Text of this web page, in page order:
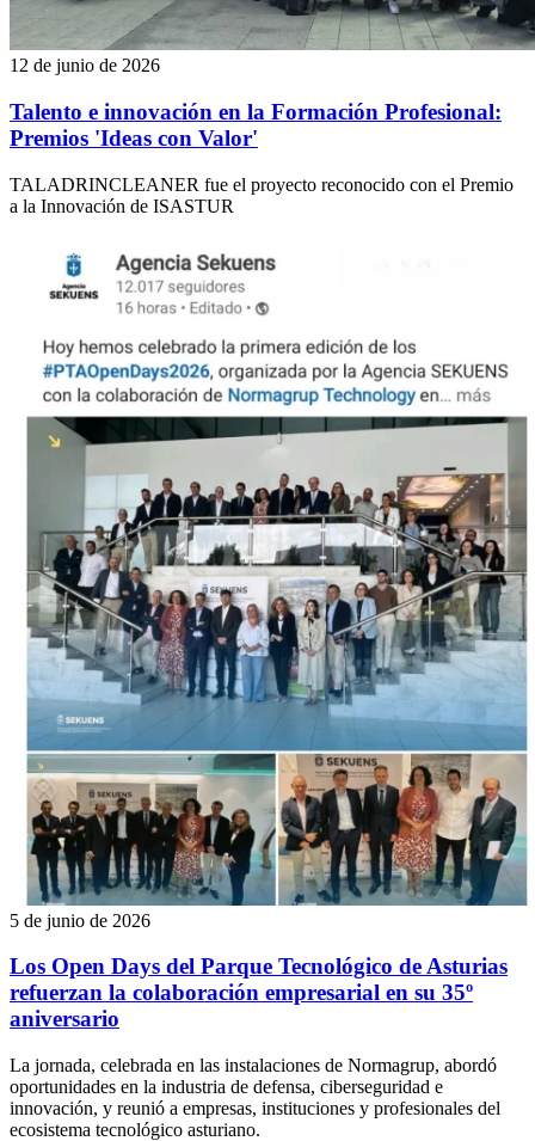
12 de junio de 2026
Talento e innovación en la Formación Profesional:
Premios 'Ideas con Valor'
TALADRINCLEANER fue el proyecto reconocido con el Premio
a la Innovación de ISASTUR
5 de junio de 2026
Los Open Days del Parque Tecnológico de Asturias
refuerzan la colaboración empresarial en su 35º
aniversario
La jornada, celebrada en las instalaciones de Normagrup, abordó
oportunidades en la industria de defensa, ciberseguridad e
innovación, y reunió a empresas, instituciones y profesionales del
ecosistema tecnológico asturiano.